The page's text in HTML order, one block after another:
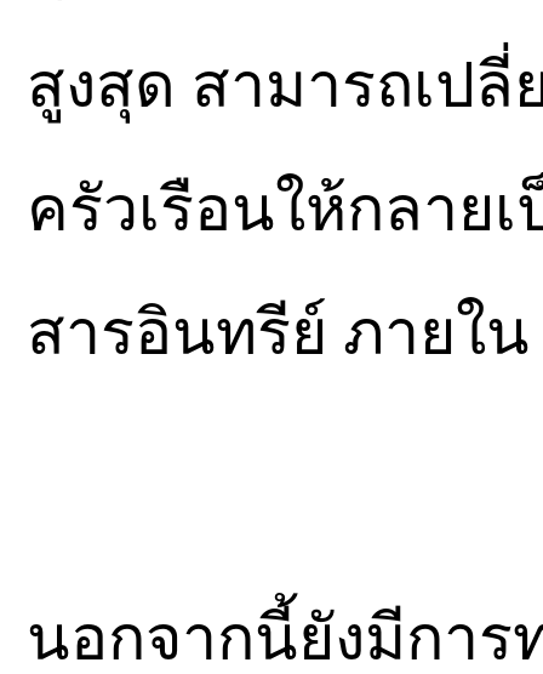
สูงสุด สามารถเปลี่
ครัวเรือนให้กลาย
สารอินทรีย์ ภายใน
นอกจากนี้ยังมีกา